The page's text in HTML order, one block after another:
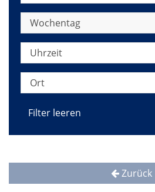
Wochentag
Uhrzeit
Ort
Filter leeren
Zurück